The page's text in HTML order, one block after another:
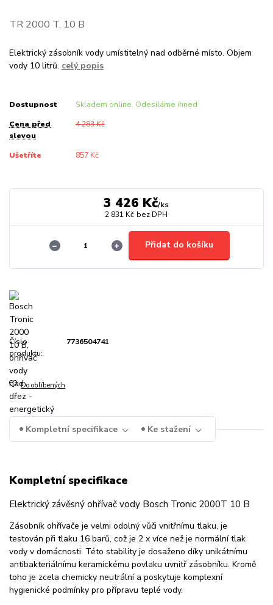
TR 2000 T, 10 B
Elektrický zásobník vody umístitelný nad odběrné místo. Objem
vody 10 litrů. celý popis
Dostupnost Skladem online. Odesíláme ihned
Cena před
slevou
4 283 Kč
Ušetříte 857 Kč
3 426 Kč/ks
2 831 Kč bez DPH
Přidat do košíku
Číslo
produktu:
7736504741
Do oblíbených
Kompletní specifikace Ke stažení
Kompletní specifikace
Elektrický závěsný ohřívač vody Bosch Tronic 2000T 10 B
Zásobník ohřívače je velmi odolný vůči vnitřnímu tlaku, je
testován při tlaku 16 barů, což je 2 x více než je normální tlak
vody v domácnosti. Této stability je dosaženo díky unikátnímu
antibakteriálnímu keramickému povlaku uvnitř zásobníku. Kromě
toho je zcela chemicky neutrální a poskytuje komplexní
hygienické podmínky pro přípravu teplé vody.